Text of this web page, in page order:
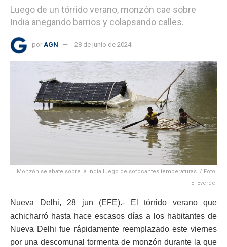
Luego de un tórrido verano, monzón cae sobre
India anegando barrios y colapsando calles.
por AGN 28 de junio de 2024
Monzón se abate sobre la India luego de sofocantes temperaturas. / Foto:
EFEverde.
Nueva Delhi, 28 jun (EFE).- El tórrido verano que
achicharró hasta hace escasos días a los habitantes de
Nueva Delhi fue rápidamente reemplazado este viernes
por una descomunal tormenta de monzón durante la que